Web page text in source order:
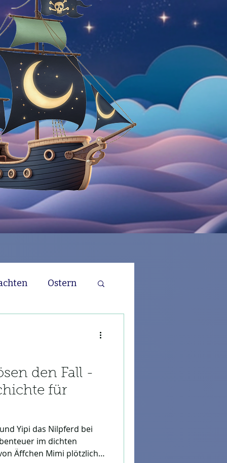
Ostern
Pferde
den Fall -
für
Yipi das Nilpferd bei
im dichten
Äffchen Mimi plötzlich